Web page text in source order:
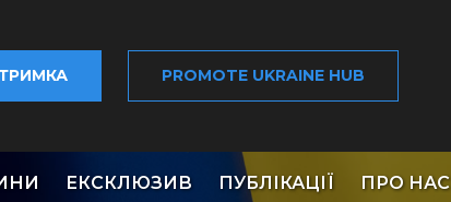
PROMOTE UKRAINE HUB
ЕКСКЛЮЗИВ ПУБЛІКАЦІЇ ПРО НАС